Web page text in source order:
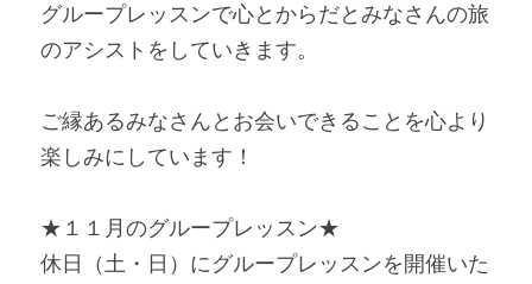
グループレッスンで心とからだとみなさんの旅
のアシストをしていきます。
ご縁あるみなさんとお会いできることを心より
楽しみにしています！
★１１月のグループレッスン★
休日（土・日）にグループレッスンを開催いた